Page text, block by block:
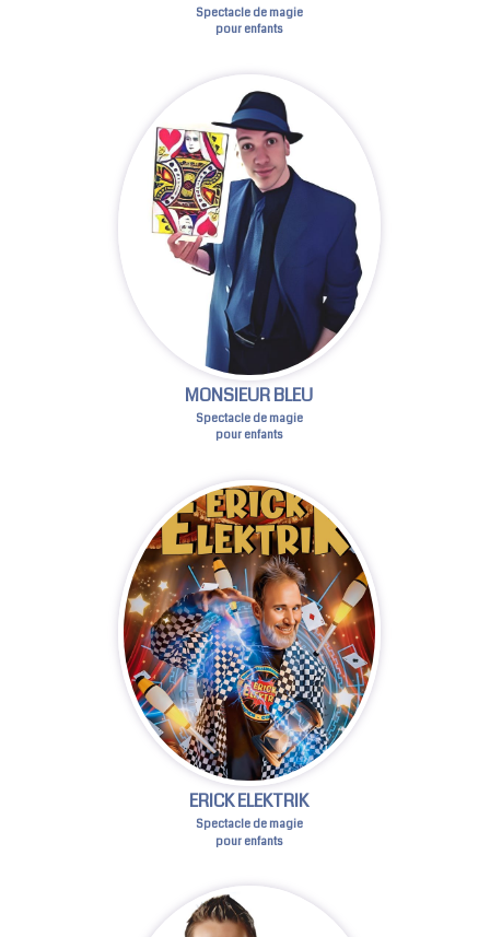
Spectacle de magie
pour enfants
MONSIEUR BLEU
Spectacle de magie
pour enfants
ERICK ELEKTRIK
Spectacle de magie
pour enfants